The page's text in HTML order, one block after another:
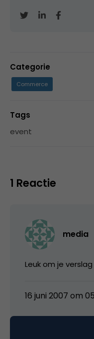
Categorie
Commerce
Tags
event
1 Reactie
media
Leuk om je
16 juni 2007 om